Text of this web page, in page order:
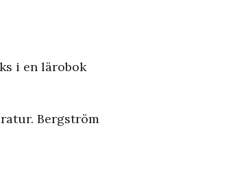
i en lärobok
Bergström